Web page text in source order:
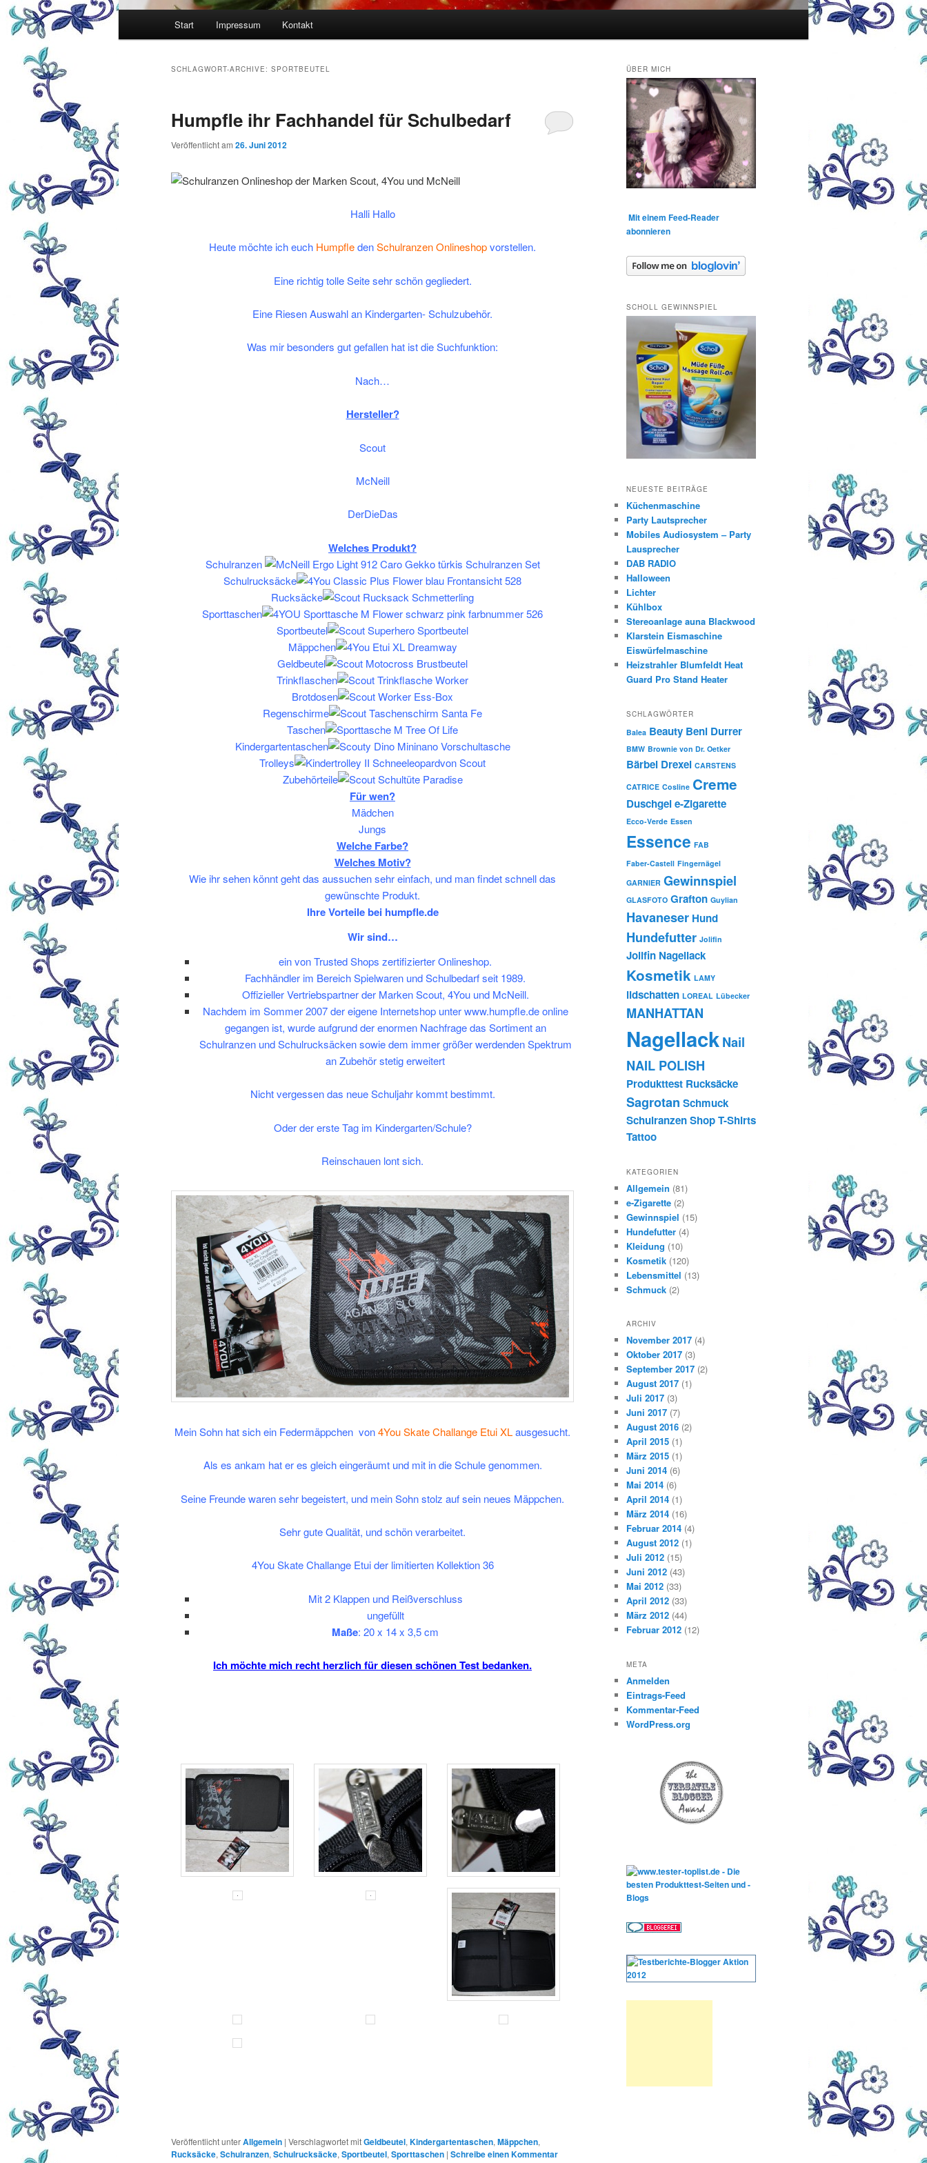
Start Impressum Kontakt
SCHLAGWORT-ARCHIVE: SPORTBEUTEL
Humpfle ihr Fachhandel für Schulbedarf
Veröffentlicht am 26. Juni 2012
Halli Hallo
Heute möchte ich euch HumpfledenSchulranzen Onlineshopvorstellen.
Eine richtig tolle Seite sehr schön gegliedert.
Eine Riesen Auswahl an Kindergarten- Schulzubehör.
Was mir besonders gut gefallen hat ist die Suchfunktion:
Nach…
Hersteller?
Scout
McNeill
DerDieDas
Welches Produkt?
Schulranzen
Schulrucksäcke
Rucksäcke
Sporttaschen
Sportbeutel
Mäppchen
Geldbeutel
Trinkflaschen
Brotdosen
Regenschirme
Taschen
Kindergartentaschen
Trolleys
Zubehörteile
Für wen?
Mädchen
Jungs
Welche Farbe?
Welches Motiv?
Wie ihr sehen könnt geht das aussuchen sehr einfach, und man findet schnell das
gewünschte Produkt.
Ihre Vorteile bei humpfle.de
Wir sind…
ein von Trusted Shops zertifizierter Onlineshop.
Fachhändler im Bereich Spielwaren und Schulbedarf seit 1989.
Offizieller Vertriebspartner der Marken Scout, 4You und McNeill.
Nachdem im Sommer 2007 der eigene Internetshop unterwww.humpfle.deonline
gegangen ist, wurde aufgrund der enormen Nachfrage das Sortiment an
Schulranzen und Schulrucksäcken sowie dem immer größer werdenden Spektrum
an Zubehör stetig erweitert
Nicht vergessen das neue Schuljahr kommt bestimmt.
Oder der erste Tag im Kindergarten/Schule?
Reinschauen lont sich.
Mein Sohn hat sich ein Federmäppchen von4You Skate Challange Etui XLausgesucht.
Als es ankam hat er es gleich eingeräumt und mit in die Schule genommen.
Seine Freunde waren sehr begeistert, und mein Sohn stolz auf sein neues Mäppchen.
Sehr gute Qualität, und schön verarbeitet.
4You Skate Challange Etui der limitierten Kollektion 36
Mit 2 Klappen und Reißverschluss
ungefüllt
Maße: 20 x 14 x 3,5 cm
Ich möchte mich recht herzlich für diesen schönen Test bedanken.
Veröffentlicht unterAllgemein | Verschlagwortet mitGeldbeutel, Kindergartentaschen, Mäppchen,
Rucksäcke, Schulranzen, Schulrucksäcke, Sportbeutel, Sporttaschen | Schreibe einen Kommentar
ÜBER MICH
Mit einem Feed-Reader
abonnieren
SCHOLL GEWINNSPIEL
NEUESTE BEITRÄGE
Küchenmaschine
Party Lautsprecher
Mobiles Audiosystem – Party
Lausprecher
DAB RADIO
Halloween
Lichter
Kühlbox
Stereoanlage auna Blackwood
Klarstein Eismaschine
Eiswürfelmaschine
Heizstrahler Blumfeldt Heat
Guard Pro Stand Heater
SCHLAGWÖRTER
Balea Beauty Beni Durrer
BMW Brownie von Dr. Oetker
Bärbel Drexel CARSTENS
CATRICE Cosline Creme
Duschgele-Zigarette
Ecco-Verde Essen
Essence FAB
Faber-Castell Fingernägel
GARNIER Gewinnspiel
GLASFOTO Grafton Guylian
Havaneser Hund
Hundefutter Jolifin
Jolifin Nagellack
Kosmetik LAMY
lidschatten LOREAL Lübecker
MANHATTAN
NagellackNail
NAIL POLISH
Produkttest Rucksäcke
Sagrotan Schmuck
SchulranzenShopT-Shirts
Tattoo
KATEGORIEN
Allgemein (81)
e-Zigarette (2)
Gewinnspiel (15)
Hundefutter (4)
Kleidung (10)
Kosmetik (120)
Lebensmittel (13)
Schmuck (2)
ARCHIV
November 2017 (4)
Oktober 2017 (3)
September 2017 (2)
August 2017 (1)
Juli 2017 (3)
Juni 2017 (7)
August 2016 (2)
April 2015 (1)
März 2015 (1)
Juni 2014 (6)
Mai 2014 (6)
April 2014 (1)
März 2014 (16)
Februar 2014 (4)
August 2012 (1)
Juli 2012 (15)
Juni 2012 (43)
Mai 2012 (33)
April 2012 (33)
März 2012 (44)
Februar 2012 (12)
META
Anmelden
Eintrags-Feed
Kommentar-Feed
WordPress.org